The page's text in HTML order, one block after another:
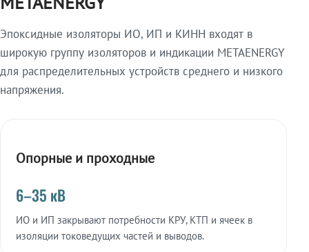
Эпоксидные изоляторы ИО, ИП и КИНН входят в
широкую группу изоляторов и индикации METAENERGY
для распределительных устройств среднего и низкого
напряжения.
Опорные и проходные
6–35 кВ
ИО и ИП закрывают потребности КРУ, КТП и ячеек в
изоляции токоведущих частей и выводов.